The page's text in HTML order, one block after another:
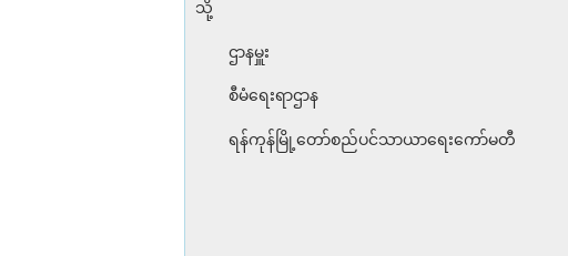
သို့
ဌာနမှူး
စီမံရေးရာဌာန
ရန်ကုန်မြို့တော်စည်ပင်သာယာရေးကော်မတီ